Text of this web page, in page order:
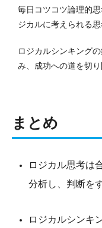
毎日コツコツ論理的
ジカルに考えられる
ロジカルシンキング
み、成功への道を切
まとめ
ロジカル思考は
分析し、判断を
ロジカルシンキ